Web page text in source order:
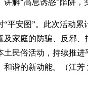
解“高息诱惑”陷阱，
平安图”。此次活动
及家庭的防骗、反邪
土民俗活动，持续推
谐的新动能。（江芳